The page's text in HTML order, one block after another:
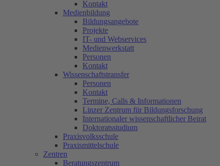
Kontakt
Medienbildung
Bildungsangebote
Projekte
IT- und Webservices
Medienwerkstatt
Personen
Kontakt
Wissenschaftstransfer
Personen
Kontakt
Termine, Calls & Informationen
Linzer Zentrum für Bildungsforschung
Internationaler wissenschaftlicher Beirat
Doktoratsstudium
Praxisvolksschule
Praxismittelschule
Zentren
Beratungszentrum